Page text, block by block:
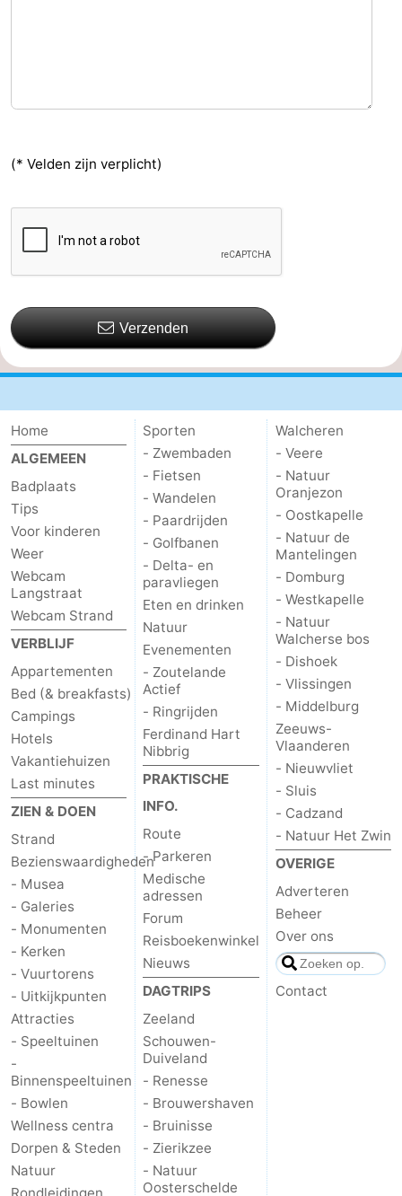
(* Velden zijn verplicht)
Verzenden
Home
ALGEMEEN
Badplaats
Tips
Voor kinderen
Weer
Webcam
Langstraat
Webcam Strand
VERBLIJF
Appartementen
Bed (& breakfasts)
Campings
Hotels
Vakantiehuizen
Last minutes
ZIEN & DOEN
Strand
Bezienswaardigheden
- Musea
- Galeries
- Monumenten
- Kerken
- Vuurtorens
- Uitkijkpunten
Attracties
- Speeltuinen
-
Binnenspeeltuinen
- Bowlen
Wellness centra
Dorpen & Steden
Natuur
Sporten
- Zwembaden
- Fietsen
- Wandelen
- Paardrijden
- Golfbanen
- Delta- en
paravliegen
Eten en drinken
Natuur
Evenementen
- Zoutelande
Actief
- Ringrijden
Ferdinand Hart
Nibbrig
PRAKTISCHE
INFO.
Route
- Parkeren
Medische
adressen
Forum
Reisboekenwinkel
Nieuws
DAGTRIPS
Zeeland
Schouwen-
Duiveland
- Renesse
- Brouwershaven
- Bruinisse
- Zierikzee
- Natuur
Oosterschelde
Walcheren
- Veere
- Natuur
Oranjezon
- Oostkapelle
- Natuur de
Mantelingen
- Domburg
- Westkapelle
- Natuur
Walcherse bos
- Dishoek
- Vlissingen
- Middelburg
Zeeuws-
Vlaanderen
- Nieuwvliet
- Sluis
- Cadzand
- Natuur Het Zwin
OVERIGE
Adverteren
Beheer
Over ons
Contact